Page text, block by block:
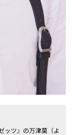
ッツ』の万津莫（よ